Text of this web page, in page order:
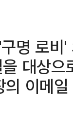
명 로
대상으
이메